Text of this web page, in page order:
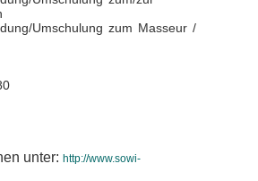
Umschulung zum Masseur /
unter: http://www.sowi-